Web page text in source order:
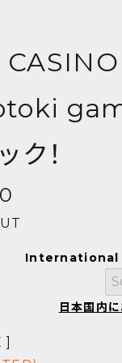
ク！
International
日本国内
]